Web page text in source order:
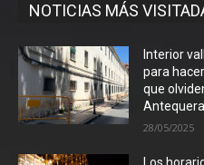
NOTICIAS MÁS
Interior
para
que
Antequera
28/05/2025